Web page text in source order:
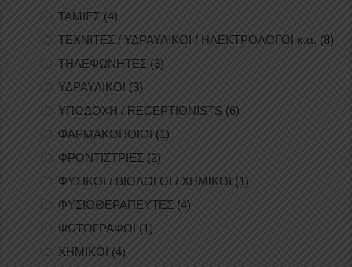
ΤΑΜΙΕΣ (4)
ΤΕΧΝΙΤΕΣ / ΥΔΡΑΥΛΙΚΟΙ / ΗΛΕΚΤΡΟΛΟΓΟΙ κ.ά. (8)
ΤΗΛΕΦΩΝΗΤΕΣ (3)
ΥΔΡΑΥΛΙΚΟΙ (3)
ΥΠΟΔΟΧΗ / RECEPTIONISTS (6)
ΦΑΡΜΑΚΟΠΟΙΟΙ (1)
ΦΡΟΝΤΙΣΤΡΙΕΣ (2)
ΦΥΣΙΚΟΙ / ΒΙΟΛΟΓΟΙ / ΧΗΜΙΚΟΙ (1)
ΦΥΣΙΟΘΕΡΑΠΕΥΤΕΣ (4)
ΦΩΤΟΓΡΑΦΟΙ (1)
ΧΗΜΙΚΟΙ (4)